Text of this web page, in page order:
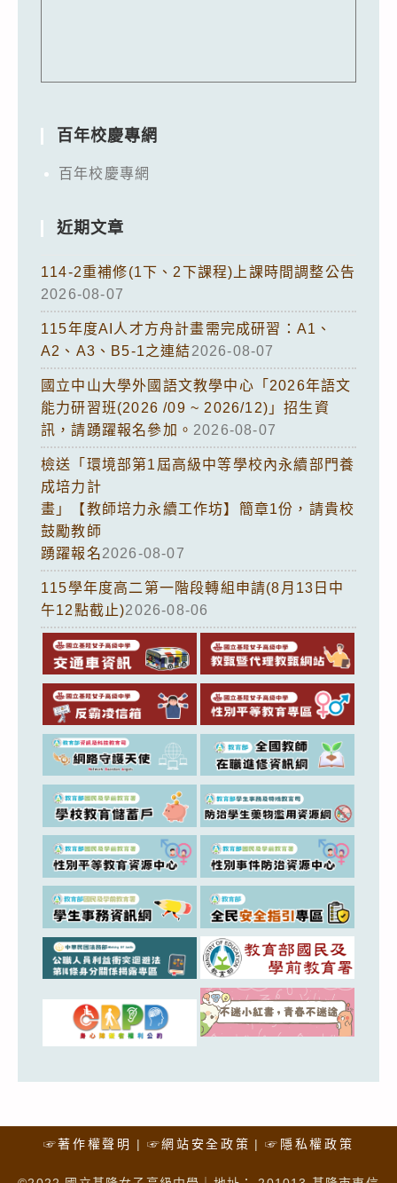
百年校慶專網
百年校慶專網
近期文章
114-2重補修(1下、2下課程)上課時間調整公告
2026-08-07
115年度AI人才方舟計畫需完成研習：A1、
A2、A3、B5-1之連結2026-08-07
國立中山大學外國語文教學中心「2026年語文
能力研習班(2026 /09 ~ 2026/12)」招生資
訊，請踴躍報名參加。 2026-08-07
檢送「環境部第1屆高級中等學校內永續部門養
成培力計
畫」【教師培力永續工作坊】簡章1份，請貴校
鼓勵教師
踴躍報名2026-08-07
115學年度高二第一階段轉組申請(8月13日中
午12點截止)2026-08-06
☞著作權聲明 ☞網站安全政策 ☞隱私權政策